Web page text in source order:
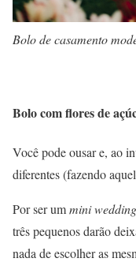
Bolo de casamento
Bolo com flores de
Você pode ousar e, ao
diferentes (fazendo
Por ser ummini wedding
três pequenos darão
nada de escolher as